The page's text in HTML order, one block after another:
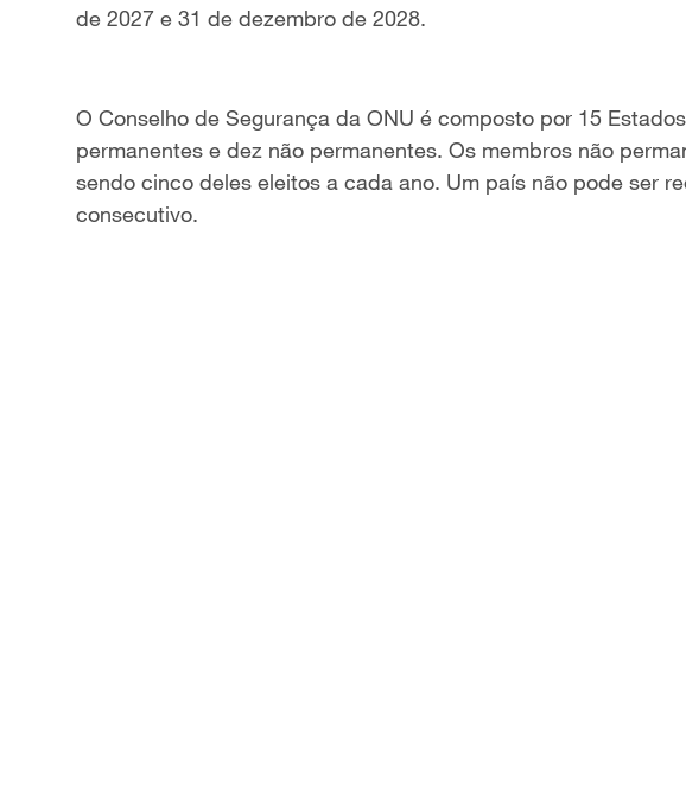
de 2027 e 31 de dezembro de 2028.
O Conselho de Segurança da ONU é composto por 15
permanentes e dez não permanentes. Os membros não
sendo cinco deles eleitos a cada ano. Um país não pode ser
consecutivo.